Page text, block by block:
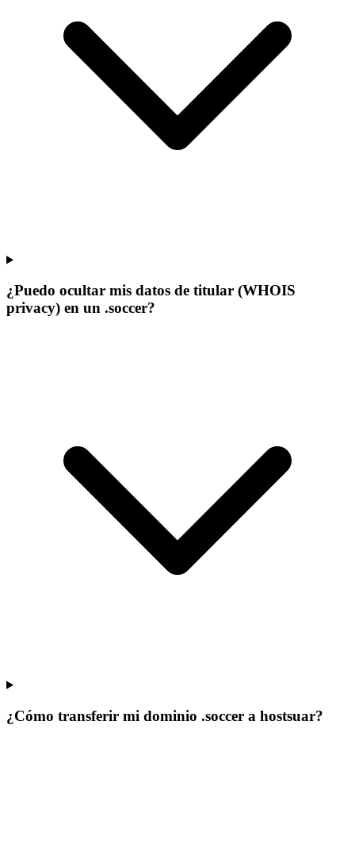
¿Puedo ocultar mis datos de titular (WHOIS
privacy) en un .soccer?
¿Cómo transferir mi dominio .soccer a hostsuar?